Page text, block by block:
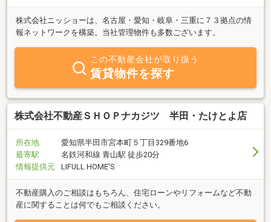
株式会社ニッショーは、名古屋・愛知・岐阜・三重に７３拠点の情
報ネットワークを構築。当社管理物件も多数ございます。
この不動産会社が取り扱う
賃貸物件を探す
株式会社不動産ＳＨＯＰナカジツ 半田・たけとよ店
所在地
愛知県半田市宮本町５丁目329番地6
最寄駅
名鉄河和線 青山駅 徒歩20分
情報提供元
LIFULL HOME'S
不動産購入のご相談はもちろん、住宅ローンやリフォームなど不動
産に関することは何でもご相談ください。